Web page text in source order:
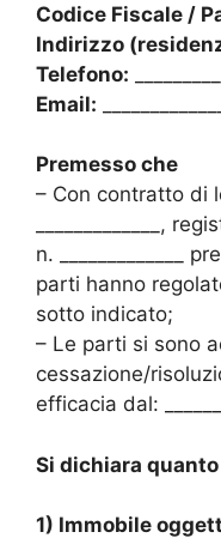
Codice Fiscale /
Indirizzo
Telefono:
Email:
Premesso che
– Con contratto di
_____________,
n. _____________
parti hanno
sotto indicato;
– Le parti si sono
cessazione/
efficacia dal:
Si dichiara
1) Immobile